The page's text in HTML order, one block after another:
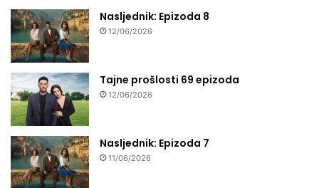
Nasljednik: Epizoda 8
12/06/2026
Tajne prošlosti 69 epizoda
12/06/2026
Nasljednik: Epizoda 7
11/06/2026